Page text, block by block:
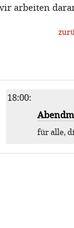
arbeiten
18:00:
für alle,